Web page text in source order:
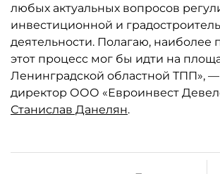
любых актуальных вопросов
инвестиционной и
деятельности. Полагаю, наиболее
этот процесс мог бы идти на
Ленинградской областной ТПП»,
директор ООО «Евроинвест
Станислав Данелян.